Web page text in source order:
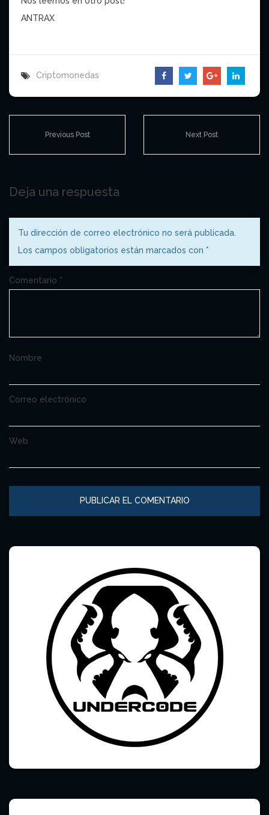
ANTRAX
Criptomonedas
Previous Post Next Post
Deja una respuesta
Tu dirección de correo electrónico no será publicada.
Los campos obligatorios están marcados con *
Comentario *
Nombre
Correo electrónico
Web